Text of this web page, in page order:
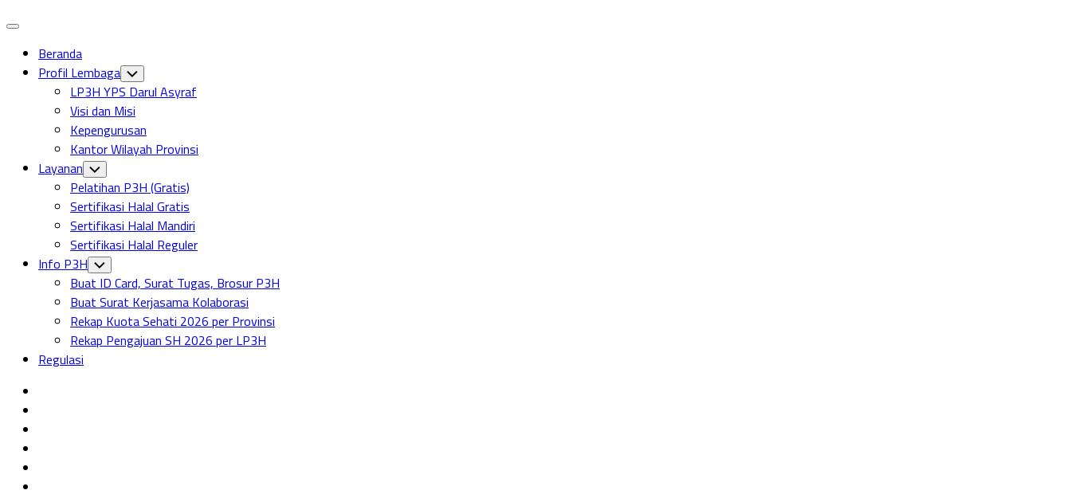
Expand
Beranda
Profil Lembaga Toggle
Child
Menu
LP3H YPS Darul Asyraf
Visi dan Misi
Kepengurusan
Kantor Wilayah Provinsi
Layanan Toggle
Child
Menu
Pelatihan P3H (Gratis)
Sertifikasi Halal Gratis
Sertifikasi Halal Mandiri
Sertifikasi Halal Reguler
Info P3H Toggle
Child
Menu
Buat ID Card, Surat Tugas, Brosur P3H
Buat Surat Kerjasama Kolaborasi
Rekap Kuota Sehati 2026 per Provinsi
Rekap Pengajuan SH 2026 per LP3H
Regulasi